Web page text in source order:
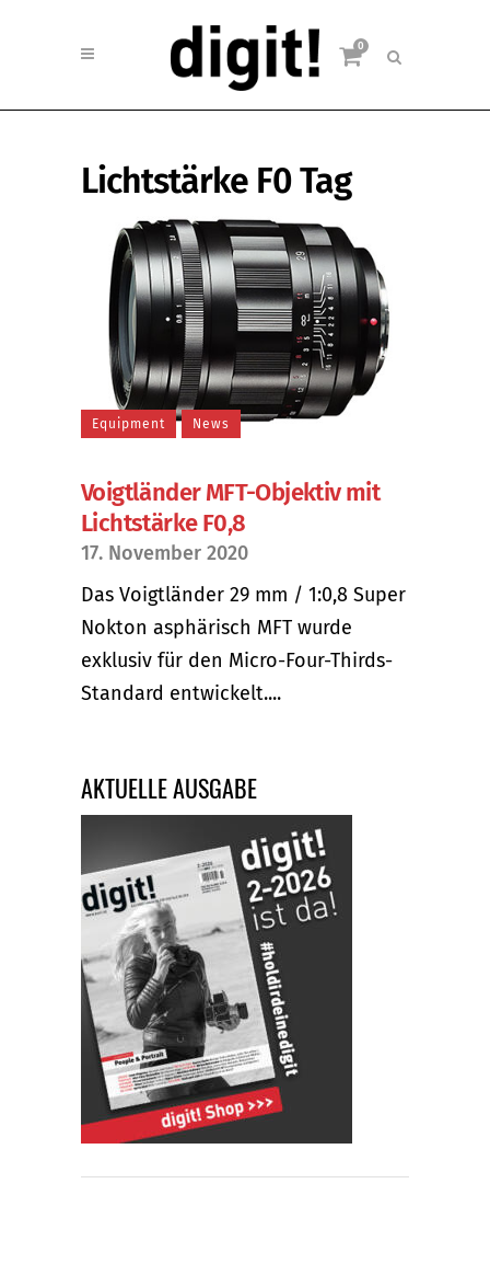
0
Lichtstärke F0 Tag
Equipment News
Voigtländer MFT-Objektiv mit
Lichtstärke F0,8
17. November 2020
Das Voigtländer 29 mm / 1:0,8 Super
Nokton asphärisch MFT wurde
exklusiv für den Micro-Four-Thirds-
Standard entwickelt....
AKTUELLE AUSGABE